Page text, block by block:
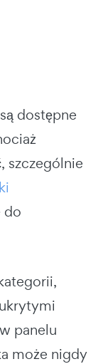
dostępne
szczególnie
do
panelu
może nigdy